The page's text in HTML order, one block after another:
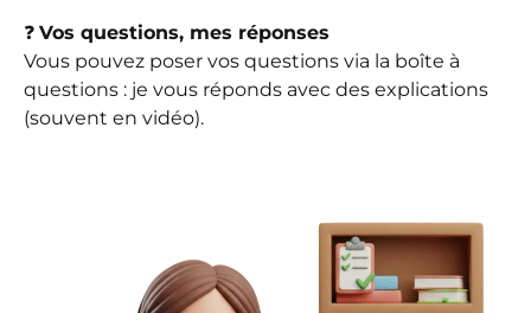
❓ Vos questions, mes réponses
Vous pouvez poser vos questions via la boîte à
questions : je vous réponds avec des explications
(souvent en vidéo).